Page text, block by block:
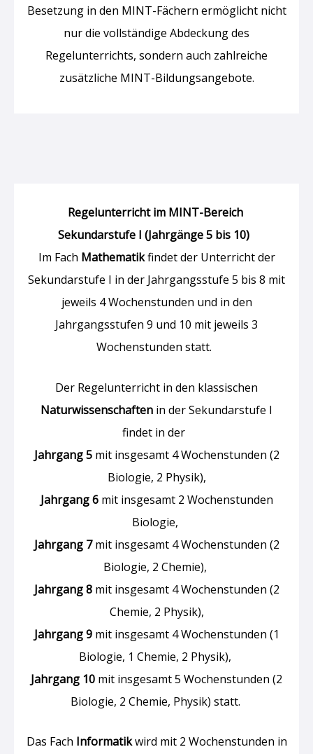
Besetzung in den MINT-Fächern ermöglicht nicht
nur die vollständige Abdeckung des
Regelunterrichts, sondern auch zahlreiche
zusätzliche MINT-Bildungsangebote.
Regelunterricht im MINT-Bereich
Sekundarstufe I (Jahrgänge 5 bis 10)
Im Fach Mathematikfindet der Unterricht der
Sekundarstufe I in der Jahrgangsstufe 5 bis 8 mit
jeweils 4 Wochenstunden und in den
Jahrgangsstufen 9 und 10 mit jeweils 3
Wochenstunden statt.
Der Regelunterricht in den klassischen
Naturwissenschaften in der Sekundarstufe I
findet in der
Jahrgang 5mit insgesamt 4 Wochenstunden (2
Biologie, 2 Physik),
Jahrgang 6mit insgesamt 2 Wochenstunden
Biologie,
Jahrgang 7mit insgesamt 4 Wochenstunden (2
Biologie, 2 Chemie),
Jahrgang 8mit insgesamt 4 Wochenstunden (2
Chemie, 2 Physik),
Jahrgang 9mit insgesamt 4 Wochenstunden (1
Biologie, 1 Chemie, 2 Physik),
Jahrgang 10 mit insgesamt 5 Wochenstunden (2
Biologie, 2 Chemie, Physik) statt.
Das Fach Informatikwird mit 2 Wochenstunden in